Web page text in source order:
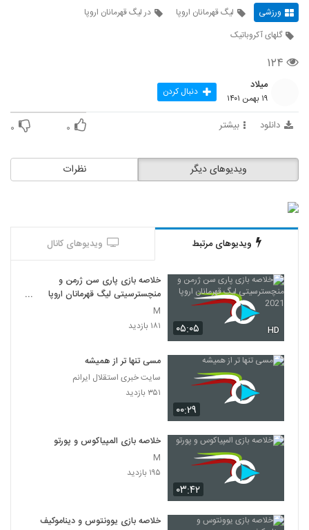
ورزشی لیگ قهرمانان اروپا
در لیگ قهرمانان اروپا
گلهای آکروباتیک
۱۲۴
میلاد
۱۹ بهمن ۱۴۰۱ دنبال کردن
دانلود بیشتر ۰ ۰
نظرات ویدیوهای دیگر
ویدیوهای مرتبط ویدیوهای کانال
۰۵:۰۵ HD
خلاصه بازی پاری سن ژرمن و
منچسترسیتی لیگ قهرمانان اروپا
2021
M
۱۸۱ بازدید
۰۰:۲۹
مسی تنها تر از همیشه
سایت خبری استقلال ایرانم
۳۵۱ بازدید
۰۳:۴۲
خلاصه بازی المپیاکوس و پورتو
M
۱۹۵ بازدید
خلاصه بازی یوونتوس و دیناموکیف